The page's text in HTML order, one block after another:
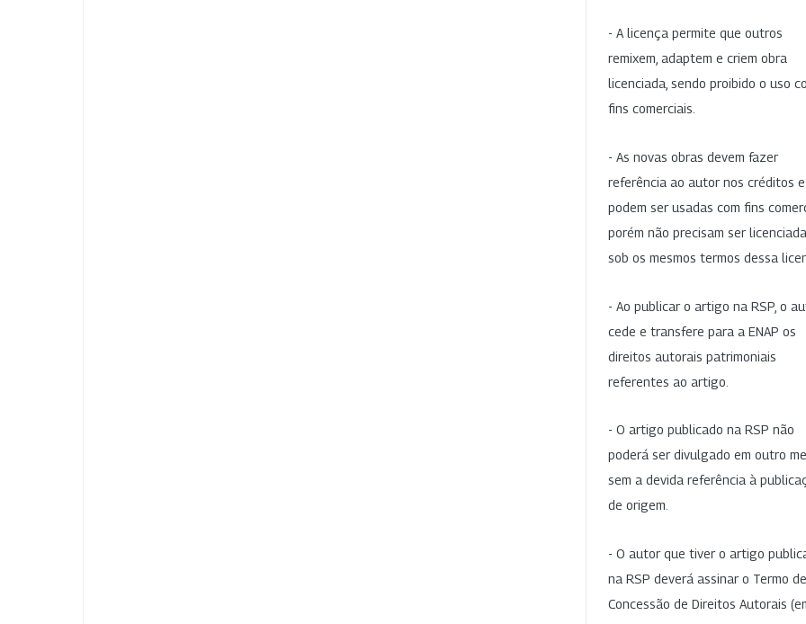
- A licença permite que outros
remixem, adaptem e criem obra
licenciada, sendo proibido o uso
fins comerciais.
- As novas obras devem fazer
referência ao autor nos créditos
podem ser usadas com fins
porém não precisam ser
sob os mesmos termos dessa
- Ao publicar o artigo na RSP, o
cede e transfere para a ENAP os
direitos autorais patrimoniais
referentes ao artigo.
- O artigo publicado na RSP não
poderá ser divulgado em outro
sem a devida referência à
de origem.
- O autor que tiver o artigo
na RSP deverá assinar o Termo de
Concessão de Direitos Autorais